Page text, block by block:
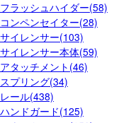
フラッシュハイダー(58)
コンペンセイター(28)
サイレンサー(103)
サイレンサー本体(59)
アタッチメント(46)
スプリング(34)
レール(438)
ハンドガード(125)